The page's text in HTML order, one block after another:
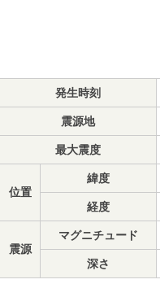
発生時刻
震源地
最大震度
位置
緯度
経度
震源
マグニチュード
深さ